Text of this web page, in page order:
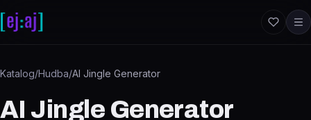
Katalog/Hudba/AI Jingle Generator
AI Jingle Generator